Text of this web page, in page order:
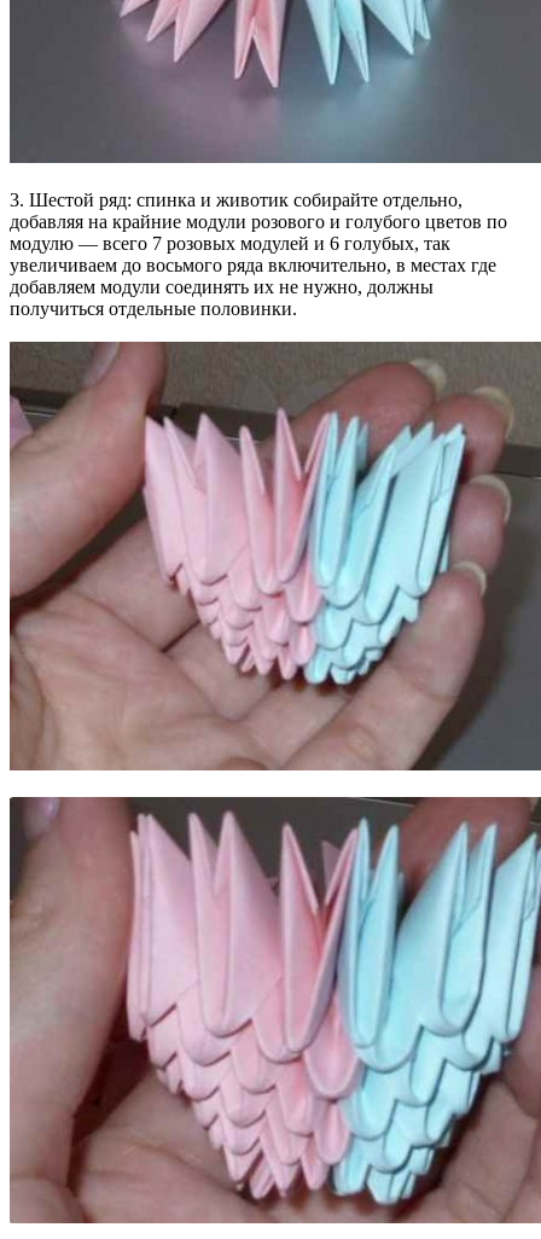
3. Шестой ряд: спинка и животик собирайте отдельно,
добавляя на крайние модули розового и голубого цветов по
модулю — всего 7 розовых модулей и 6 голубых, так
увеличиваем до восьмого ряда включительно, в местах где
добавляем модули соединять их не нужно, должны
получиться отдельные половинки.